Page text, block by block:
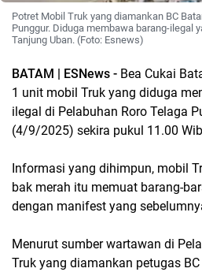
Potret Mobil Truk yang diamankan BC
Punggur. Diduga membawa barang-ilegal
Tanjung Uban. (Foto: Esnews)
BATAM | ESNews - Bea Cukai
1 unit mobil Truk yang diduga
ilegal di Pelabuhan Roro Telaga
(4/9/2025) sekira pukul 11.00
Informasi yang dihimpun, mobil
bak merah itu memuat barang-
dengan manifest yang
Menurut sumber wartawan di
Truk yang diamankan petugas